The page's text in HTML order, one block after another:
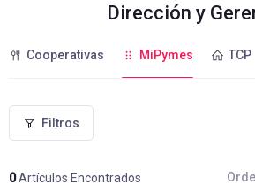
Dirección y
Cooperativas MiPymes TCP
Filtros
0Artículos Encontrados